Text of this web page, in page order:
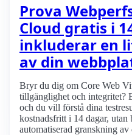
Prova
Cloud gratis i
inkluderar en
av din
Bryr du dig om Core Web
tillgänglighet och integritet?
och du vill förstå dina
kostnadsfritt i 14 dagar, utan
automatiserad granskning